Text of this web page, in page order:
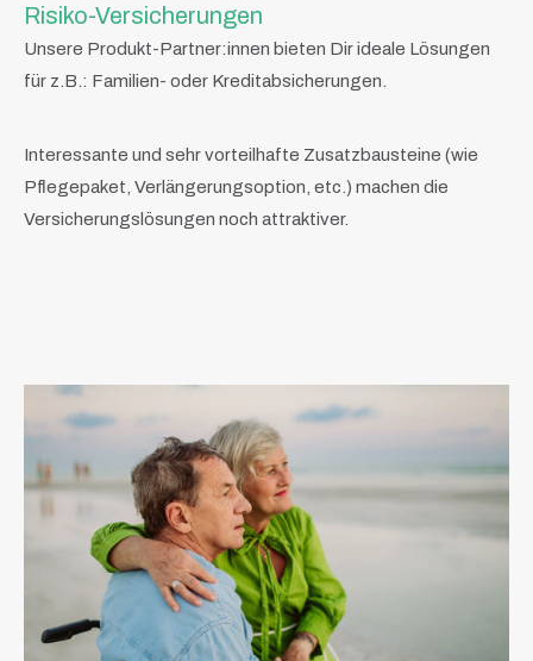
Risiko-Versicherungen
Unsere Produkt-Partner:innen bieten Dir ideale Lösungen
für z.B.: Familien- oder Kreditabsicherungen.
Interessante und sehr vorteilhafte Zusatzbausteine (wie
Pflegepaket, Verlängerungsoption, etc.) machen die
Versicherungslösungen noch attraktiver.